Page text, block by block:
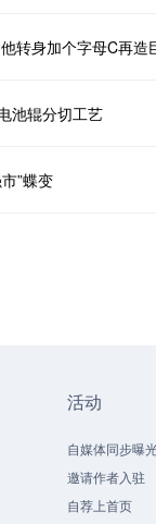
转身加个字母C再造
池辊分切工艺
”蝶变
活动
自媒体同步曝
邀请作者入驻
自荐上首页